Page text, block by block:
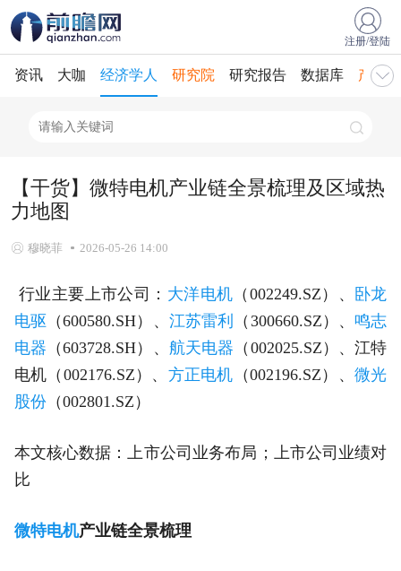
注册/登陆
资讯 大咖 经济学人 研究院 研究报告 数据库 产业
【干货】微特电机产业链全景梳理及区域热
力地图
穆晓菲 2026-05-26 14:00
行业主要上市公司： 大洋电机 （002249.SZ）、 卧龙
电驱（600580.SH）、 江苏雷利 （300660.SZ）、鸣志
电器 （603728.SH）、 航天电器 （002025.SZ）、江特
电机（002176.SZ）、 方正电机 （002196.SZ）、微光
股份（002801.SZ）
本文核心数据：上市公司业务布局；上市公司业绩对
比
微特电机产业链全景梳理